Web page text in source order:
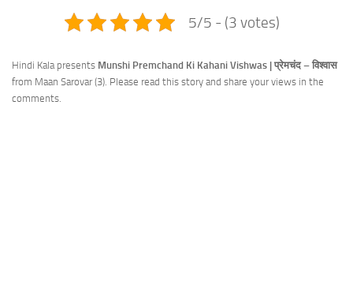
5/5 - (3 votes)
Hindi Kala presents Munshi Premchand Ki Kahani Vishwas | प्रेमचंद – विश्वास
from Maan Sarovar (3). Please read this story and share your views in the
comments.